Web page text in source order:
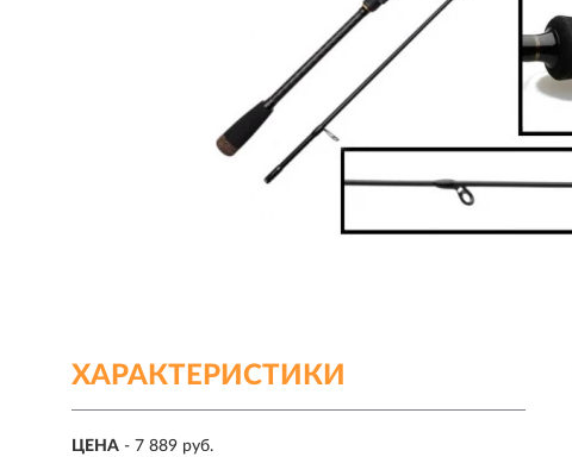
ХАРАКТЕРИСТИКИ
ЦЕНА - 7 889 руб.